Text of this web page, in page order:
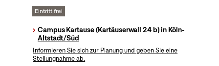
Eintritt frei
Campus Kartause (Kartäuserwall 24 b) in Köln-
Altstadt/Süd
Informieren Sie sich zur Planung und geben Sie eine
Stellungnahme ab.